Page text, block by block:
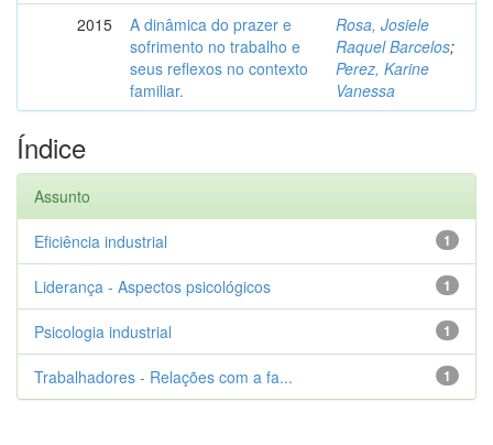
2015
A dinâmica do prazer e
sofrimento no trabalho e
seus reflexos no contexto
familiar.
Rosa, Josiele
Raquel Barcelos;
Perez, Karine
Vanessa
Índice
Assunto
1
Eficiência industrial
1
Liderança - Aspectos psicológicos
1
Psicologia industrial
1
Trabalhadores - Relações com a fa...